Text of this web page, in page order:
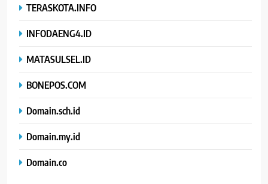
TERASKOTA.INFO
INFODAENG4.ID
MATASULSEL.ID
BONEPOS.COM
Domain.sch.id
Domain.my.id
Domain.co